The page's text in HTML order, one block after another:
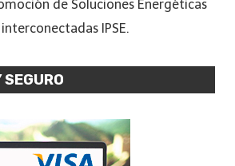
de Soluciones Energéticas
IPSE.
SEGURO